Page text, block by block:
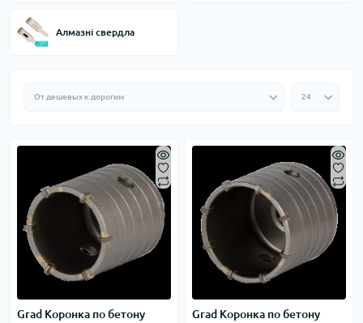
Алмазні свердла
Grad Коронка по бетону
Grad Коронка по бетону